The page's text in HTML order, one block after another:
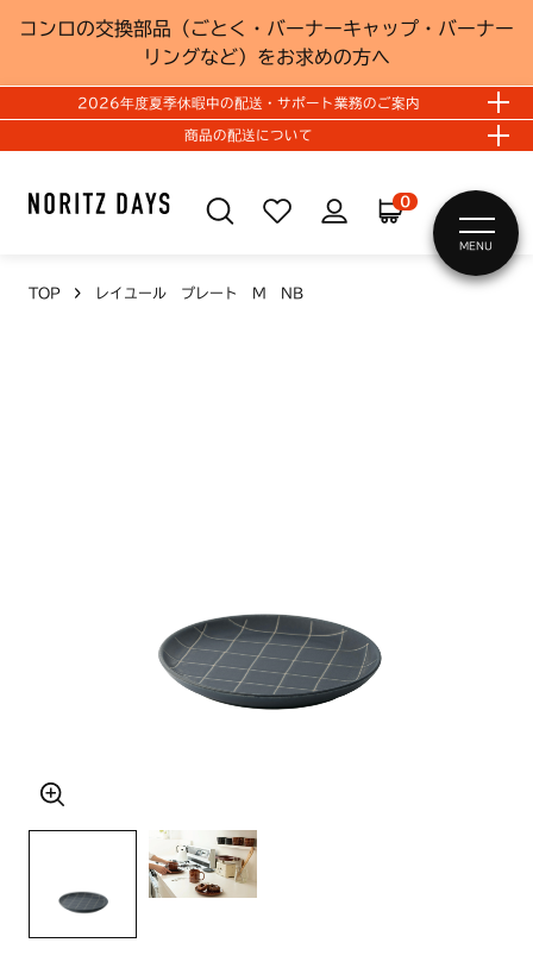
コンロの交換部品（ごとく・バーナーキャップ・バーナー
リングなど）をお求めの方へ
2026年度夏季休暇中の配送・サポート業務のご案内
商品の配送について
0
MENU
TOP レイユール プレート M NB